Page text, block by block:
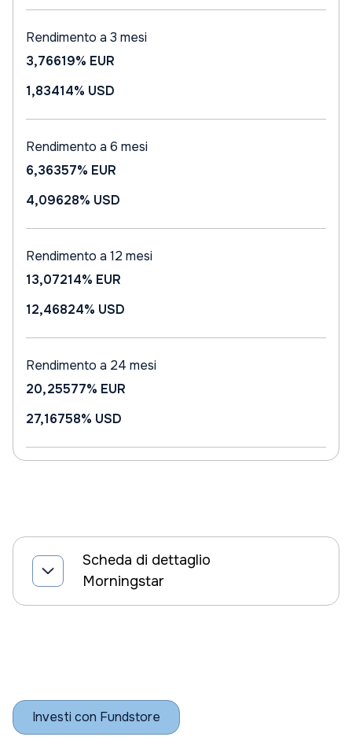
Rendimento a 3 mesi
3,76619% EUR
1,83414% USD
Rendimento a 6 mesi
6,36357% EUR
4,09628% USD
Rendimento a 12 mesi
13,07214% EUR
12,46824% USD
Rendimento a 24 mesi
20,25577% EUR
27,16758% USD
Scheda di dettaglio
Morningstar
Investi con Fundstore